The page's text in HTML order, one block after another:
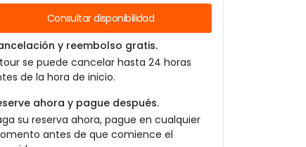
Consultar disponibilidad
y reembolso gratis.
se puede cancelar hasta 24 horas
de la hora de inicio.
ahora y pague después.
su reserva ahora, pague en cualquier
antes de que comience el